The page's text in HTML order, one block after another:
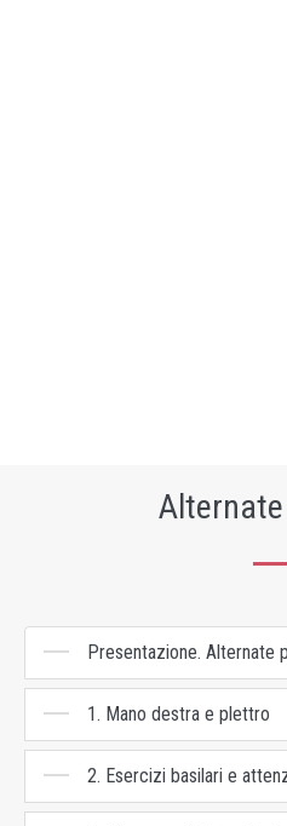
Presentazione. Alternate
1. Mano destra e plettro
2. Esercizi basilari e